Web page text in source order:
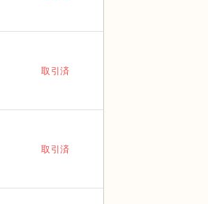
取引済
取引済